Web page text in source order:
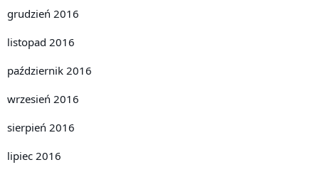
grudzień 2016
listopad 2016
październik 2016
wrzesień 2016
sierpień 2016
lipiec 2016